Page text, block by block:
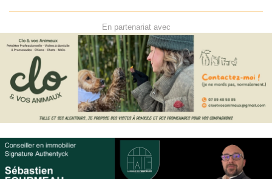
En partenariat avec